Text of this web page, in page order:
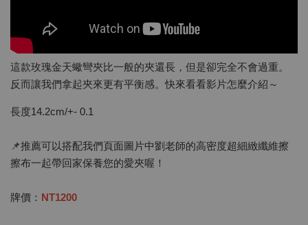
這款玫瑰金天蠍彎夾比一般的夾還長，但是卻完全不會過重。
反而讓我們拿起夾來更有平衡感。快來看看影片怎麼介紹～
長度14.2cm/+- 0.1
📌推薦可以搭配我們頁面圖片中劉老師的高密度超細緻纖維擦
擦布一起帶回家保養您的愛夾喔！
牌價： NT1200